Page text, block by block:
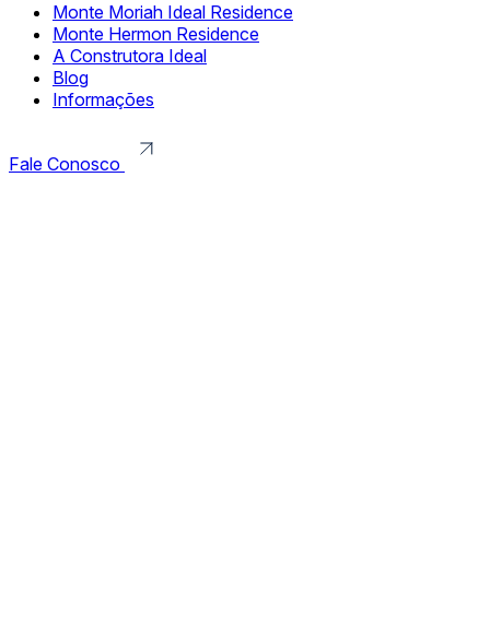
Monte Moriah Ideal Residence
Monte Hermon Residence
A Construtora Ideal
Blog
Informações
Fale Conosco